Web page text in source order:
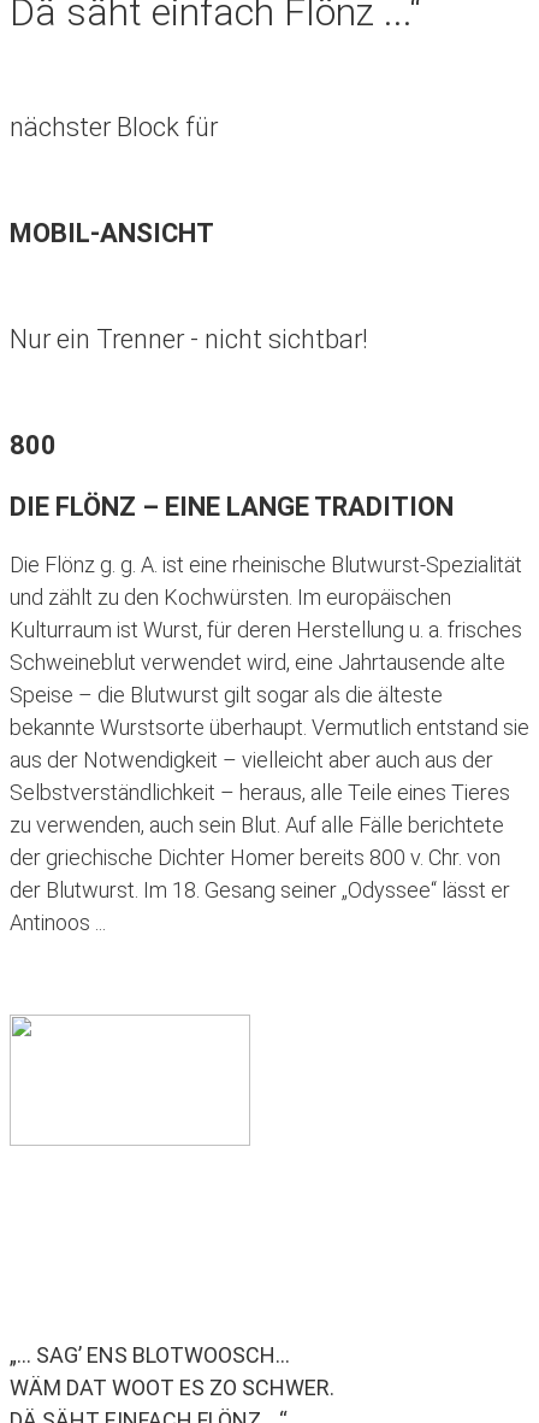
Dä säht einfach Flönz ...“
nächster Block für
MOBIL-ANSICHT
Nur ein Trenner - nicht sichtbar!
800
DIE FLÖNZ – EINE LANGE TRADITION
Die Flönz g. g. A. ist eine rheinische Blutwurst-Spezialität
und zählt zu den Kochwürsten. Im europäischen
Kulturraum ist Wurst, für deren Herstellung u. a. frisches
Schweineblut verwendet wird, eine Jahrtausende alte
Speise – die Blutwurst gilt sogar als die älteste
bekannte Wurstsorte überhaupt. Vermutlich entstand sie
aus der Notwendigkeit – vielleicht aber auch aus der
Selbstverständlichkeit – heraus, alle Teile eines Tieres
zu verwenden, auch sein Blut. Auf alle Fälle berichtete
der griechische Dichter Homer bereits 800 v. Chr. von
der Blutwurst. Im 18. Gesang seiner „Odyssee“ lässt er
Antinoos ...
„... SAG’ ENS BLOTWOOSCH...
WÄM DAT WOOT ES ZO SCHWER.